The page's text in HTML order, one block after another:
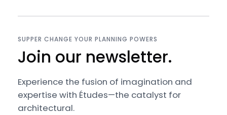
SUPPER CHANGE YOUR PLANNING POWERS
Join our newsletter.
Experience the fusion of imagination and
expertise with Études—the catalyst for
architectural.